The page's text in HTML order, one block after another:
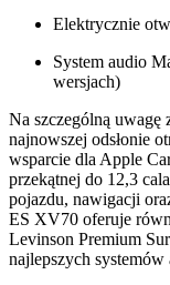
Elektrycznie
System audio
wersjach)
Na szczególną uwagę
najnowszej odsłonie
wsparcie dla Apple
przekątnej do 12,3
pojazdu, nawigacji
ES XV70 oferuje
Levinson Premium
najlepszych